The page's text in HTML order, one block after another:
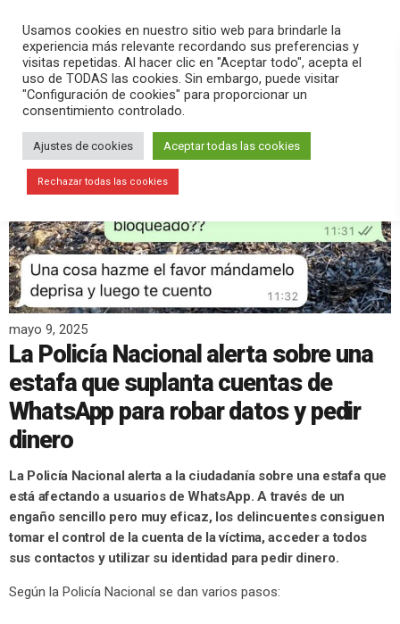
search menu pause PLAY
mayo 9, 2025
La Policía Nacional alerta sobre una
estafa que suplanta cuentas de
WhatsApp para robar datos y pedir
dinero
La Policía Nacional alerta a la ciudadanía sobre una estafa que
está afectando a usuarios de WhatsApp. A través de un
engaño sencillo pero muy eficaz, los delincuentes consiguen
tomar el control de la cuenta de la víctima, acceder a todos
sus contactos y utilizar su identidad para pedir dinero.
Según la Policía Nacional se dan varios pasos:
Usamos cookies en nuestro sitio web para brindarle la
experiencia más relevante recordando sus preferencias y
visitas repetidas. Al hacer clic en "Aceptar todo", acepta el
uso de TODAS las cookies. Sin embargo, puede visitar
"Configuración de cookies" para proporcionar un
consentimiento controlado.
Ajustes de cookies Aceptar todas las cookies
Rechazar todas las cookies